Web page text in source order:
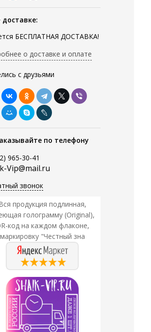
доставке:
БЕСПЛАТНАЯ ДОСТАВКА!
о доставке и оплате
с друзьями
по телефону
965-30-41
Vip@mail.ru
звонок
продукция подлинная,
голограмму (Original),
код на каждом флаконе,
маркировку "Честный зна